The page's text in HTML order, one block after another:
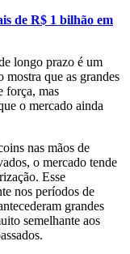
de R$ 1 bilhão em
longo prazo é um
que as grandes
força, mas
o mercado ainda
nas mãos de
o mercado tende
Esse
nos períodos de
grandes
semelhante aos